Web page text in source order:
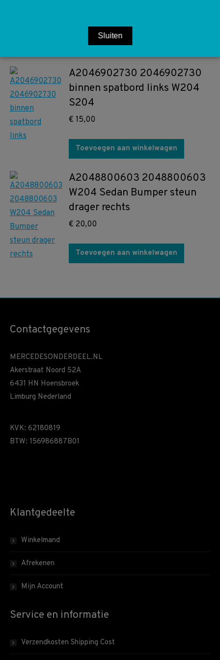
Toevoegen aan winkelwagen
A2046902730 2046902730
binnen spatbord links W204
S204
€ 15,00
Toevoegen aan winkelwagen
A2048800603 2048800603
W204 Sedan Bumper steun
drager rechts
€ 20,00
Toevoegen aan winkelwagen
Contactgegevens
MERCEDESONDERDEEL.NL
Akerstraat Noord 52A
6431 HN Hoensbroek
Limburg Nederland
KVK: 62180819
BTW: 156986887B01
Klantgedeelte
Winkelmand
Afrekenen
Mijn Account
Service en informatie
Verzendkosten Shipping Cost
Sluiten